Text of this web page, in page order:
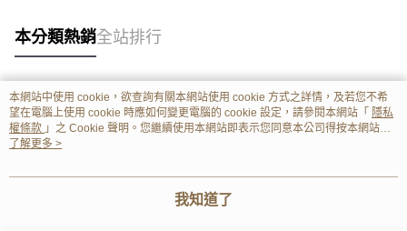
本分類熱銷全站排行
熱門標籤
本網站中使用 cookie，欲查詢有關本網站使用 cookie 方式之詳情，及若您不希
望在電腦上使用 cookie 時應如何變更電腦的 cookie 設定，請參閱本網站「 隱私
權條款 」之 Cookie 聲明。您繼續使用本網站即表示您同意本公司得按本網站使
用條款之 Cookie 聲明使用 cookie。
了解更多 >
我知道了